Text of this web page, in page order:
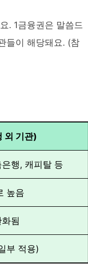
. 1금융권은 말씀드
들이 해당돼요. (참
외 기관)
행, 캐피탈 등
높음
됨
부 적용)